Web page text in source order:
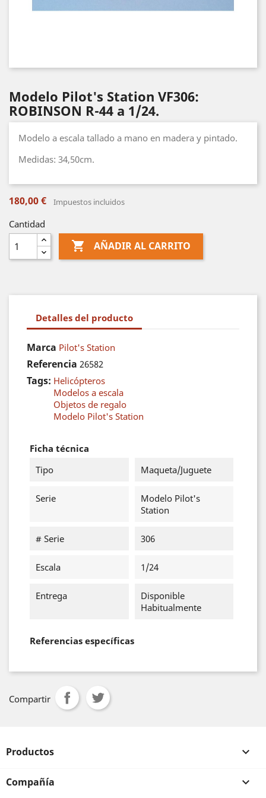
Modelo Pilot's Station VF306:
ROBINSON R-44 a 1/24.
Modelo a escala tallado a mano en madera y pintado.
Medidas: 34,50cm.
180,00 € Impuestos incluidos
Cantidad
 AÑADIR AL CARRITO
Detalles del producto
Marca Pilot's Station
Referencia 26582
Tags: Helicópteros
Modelos a escala
Objetos de regalo
Modelo Pilot's Station
Ficha técnica
Tipo
Maqueta/Juguete
Serie
Modelo Pilot's
Station
# Serie 306
Escala 1/24
Entrega
Disponible
Habitualmente
Referencias específicas
Compartir
Productos 
Compañía 